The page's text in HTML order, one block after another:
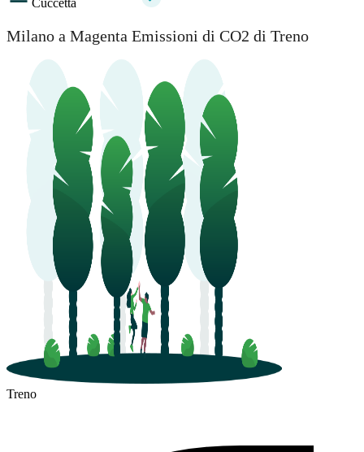
Cuccetta
Milano a Magenta Emissioni di CO2 di Treno
Treno